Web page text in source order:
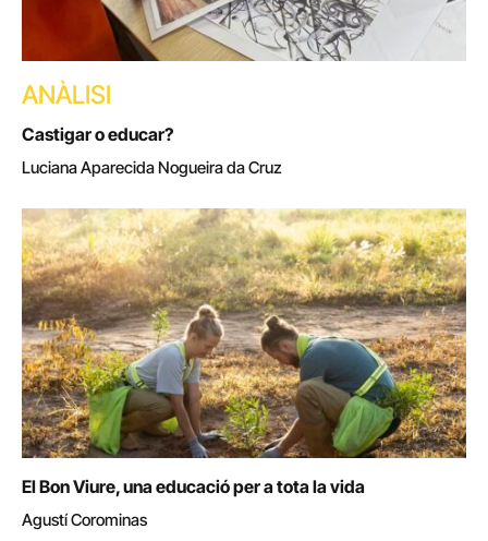
ANÀLISI
Castigar o educar?
Luciana Aparecida Nogueira da Cruz
El Bon Viure, una educació per a tota la vida
Agustí Corominas